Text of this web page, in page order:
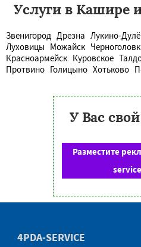
Услуги в Кашире
Звенигород Дрезна Лукино-
Луховицы Можайск
Красноармейск Куровское
Протвино Голицыно Хотьково
У Вас
Разместите
4PDA-SERVICE